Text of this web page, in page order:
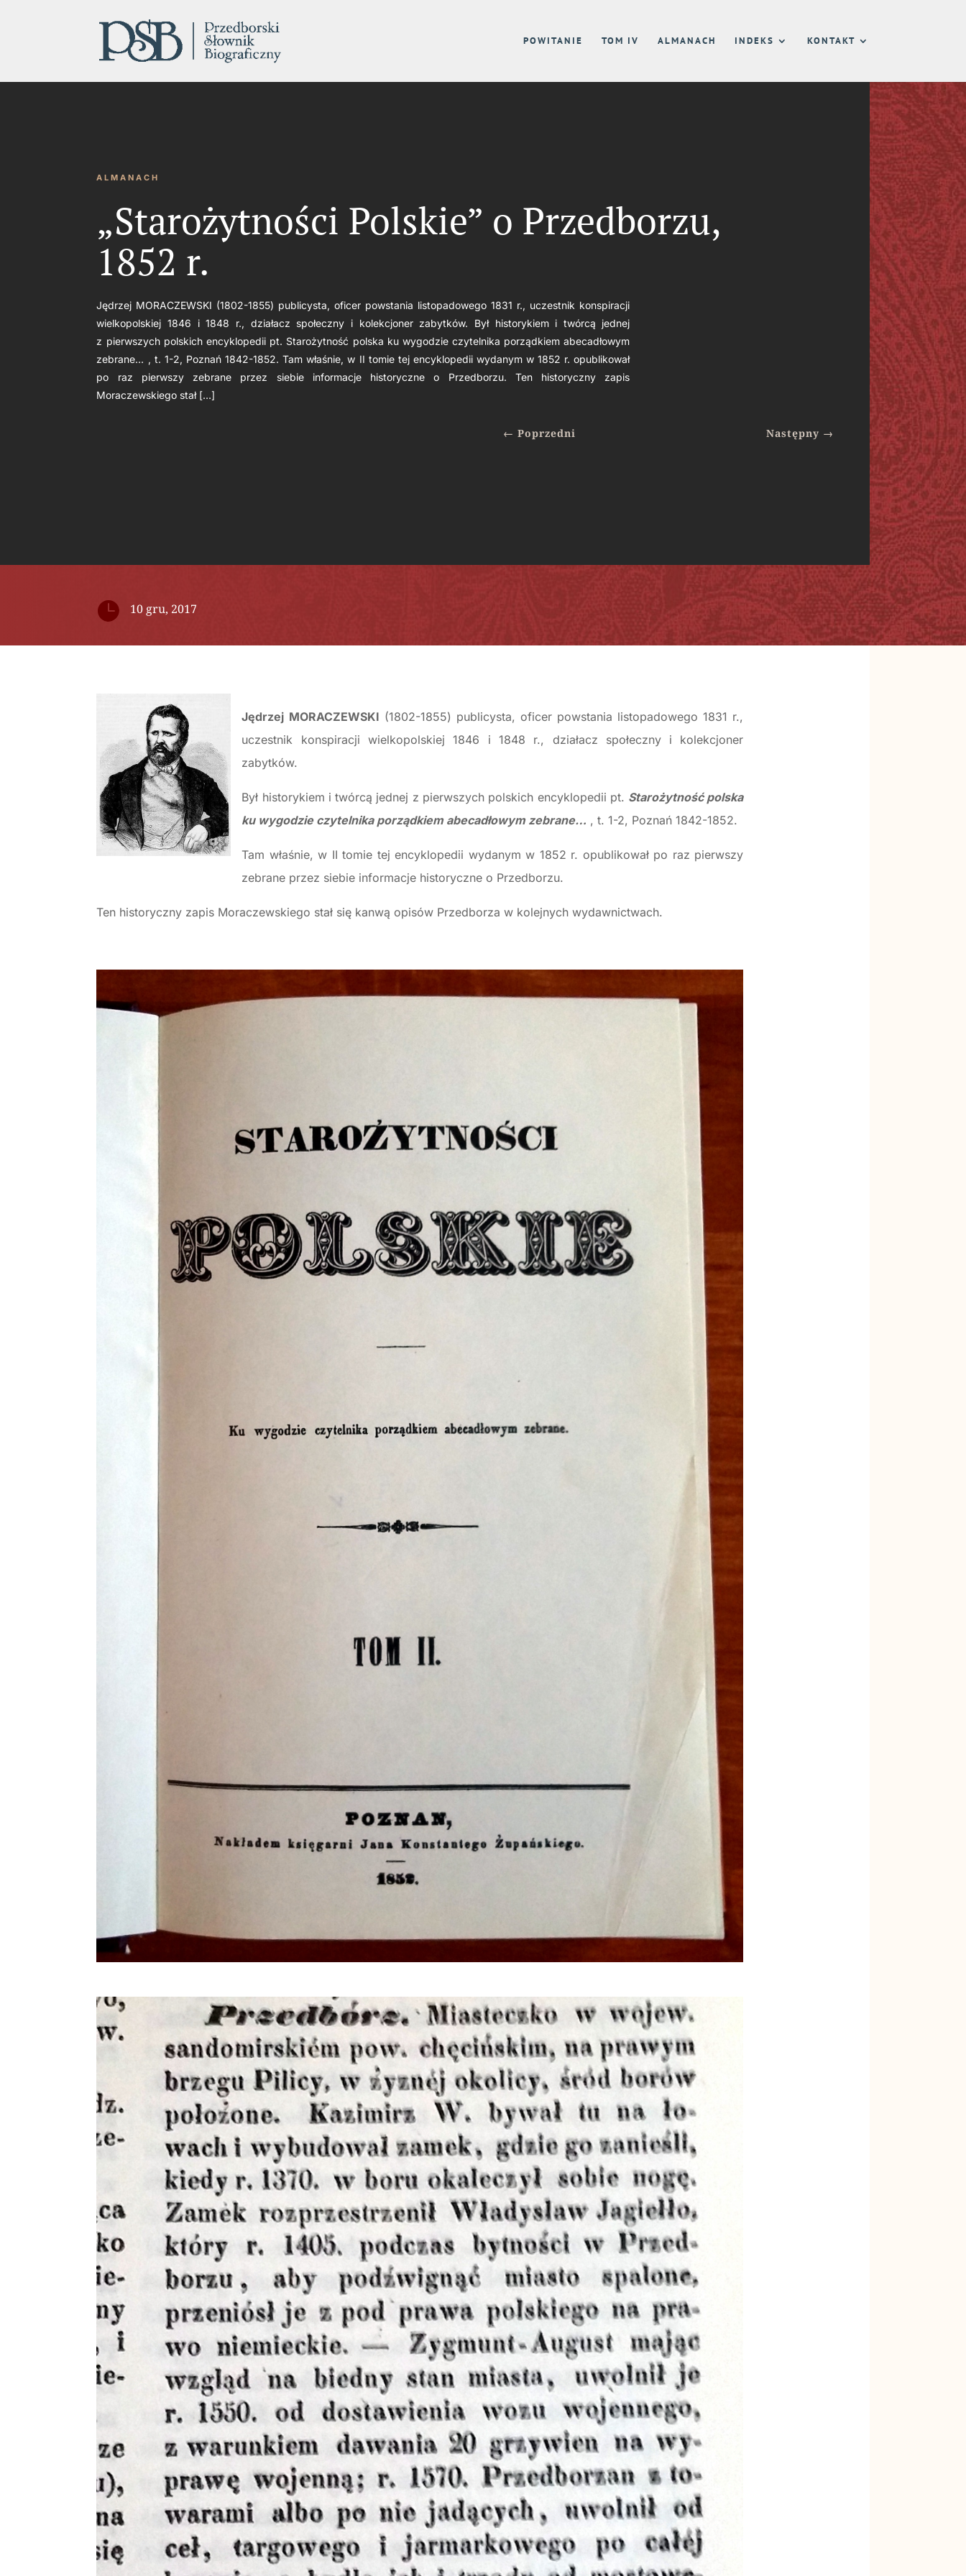
POWITANIE TOM IV ALMANACH INDEKS KONTAKT
ALMANACH
„Starożytności Polskie” o Przedborzu,
1852 r.
Jędrzej MORACZEWSKI (1802-1855) publicysta, oficer powstania listopadowego 1831 r., uczestnik konspiracji
wielkopolskiej 1846 i 1848 r., działacz społeczny i kolekcjoner zabytków. Był historykiem i twórcą jednej
z pierwszych polskich encyklopedii pt. Starożytność polska ku wygodzie czytelnika porządkiem abecadłowym
zebrane… , t. 1-2, Poznań 1842-1852. Tam właśnie, w II tomie tej encyklopedii wydanym w 1852 r. opublikował
po raz pierwszy zebrane przez siebie informacje historyczne o Przedborzu. Ten historyczny zapis
Moraczewskiego stał […]
← Poprzedni Następny →
 10 gru, 2017
Jędrzej MORACZEWSKI (1802-1855) publicysta, oficer powstania listopadowego 1831 r.,
uczestnik konspiracji wielkopolskiej 1846 i 1848 r., działacz społeczny i kolekcjoner
zabytków.
Był historykiem i twórcą jednej z pierwszych polskich encyklopedii pt. Starożytność polska
ku wygodzie czytelnika porządkiem abecadłowym zebrane… , t. 1-2, Poznań 1842-1852.
Tam właśnie, w II tomie tej encyklopedii wydanym w 1852 r. opublikował po raz pierwszy
zebrane przez siebie informacje historyczne o Przedborzu.
Ten historyczny zapis Moraczewskiego stał się kanwą opisów Przedborza w kolejnych wydawnictwach.